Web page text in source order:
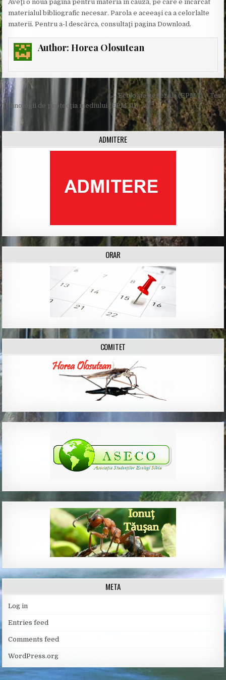
Aveţi o noua pagina pentru materia in cauză, pe care e încarcat
materialul bibliografic necesar. Parola e aceeaşi ca a celorlalte
materii. Pentru a-l descărca, consultaţi pagina Download.
Author: Horea Olosutean
Post
navigation
← Ecologie generală (EPM I) – Test
Tehnologii de protecţia mediului (EPM III) →
ADMITERE
ORAR
COMITET
META
Log in
Entries feed
Comments feed
WordPress.org